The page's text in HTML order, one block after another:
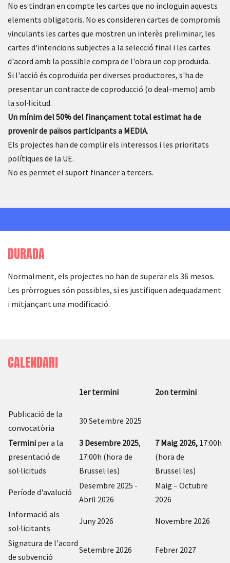
No es tindran en compte les cartes que no incloguin aquests
elements obligatoris. No es consideren cartes de compromís
vinculants les cartes que mostren un interès preliminar, les
cartes d'intencions subjectes a la selecció final i les cartes
d'acord amb la possible compra de l'obra un cop produïda.
Si l'acció és coproduïda per diverses productores, s'ha de
presentar un contracte de coproducció (o deal-memo) amb
la sol·licitud.
Un mínim del 50% del finançament total estimat ha de
provenir de països participants a MEDIA.
Els projectes han de complir els interessos i les prioritats
polítiques de la UE.
No es permet el suport financer a tercers.
DURADA
Normalment, els projectes no han de superar els 36 mesos.
Les pròrrogues són possibles, si es justifiquen adequadament
i mitjançant una modificació.
CALENDARI
1er termini 2on termini
Publicació de la
convocatòria
30 Setembre 2025
Termini per a la
presentació de
sol·licituds
3 Desembre 2025,
17:00h (hora de
Brussel·les)
7 Maig 2026, 17:00h
(hora de
Brussel·les)
Període d'avalució
Desembre 2025 -
Abril 2026
Maig – Octubre
2026
Informació als
sol·licitants
Juny 2026 Novembre 2026
Signatura de l'acord
de subvenció
Setembre 2026 Febrer 2027